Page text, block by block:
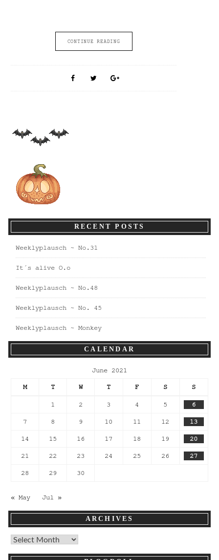
CONTINUE READING
RECENT POSTS
Weeklyplausch ~ No.31
It´s alive O.o
Weeklyplausch ~ No.48
Weeklyplausch ~ No. 45
Weeklyplausch ~ Monkey
CALENDAR
June 2021
M
T W T F S S
1 2 3 4 5 6
7 8 9 10 11 12 13
14 15 16 17 18 19 20
21 22 23 24 25 26 27
28 29 30
« May Jul »
ARCHIVES